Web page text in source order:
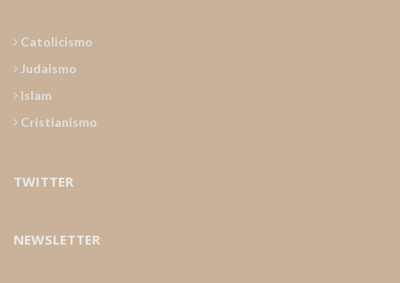
Catolicismo
Judaismo
Islam
Cristianismo
TWITTER
NEWSLETTER